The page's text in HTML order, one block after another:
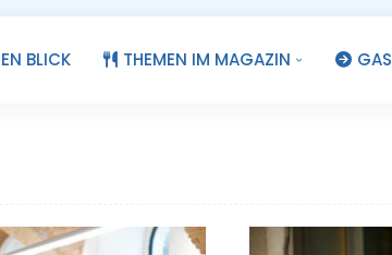
BLICK THEMEN IM MAGAZIN